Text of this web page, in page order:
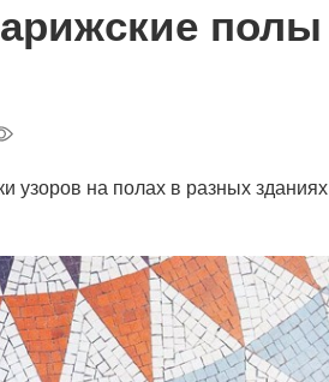
полы
узоров на полах в разных зданиях